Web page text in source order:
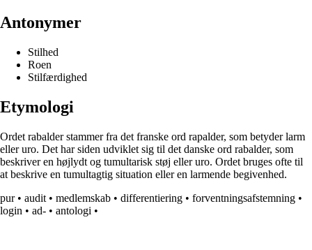
Antonymer
Stilhed
Roen
Stilfærdighed
Etymologi
Ordet rabalder stammer fra det franske ord rapalder, som betyder larm
eller uro. Det har siden udviklet sig til det danske ord rabalder, som
beskriver en højlydt og tumultarisk støj eller uro. Ordet bruges ofte til
at beskrive en tumultagtig situation eller en larmende begivenhed.
pur• audit • medlemskab • differentiering • forventningsafstemning •
login • ad- • antologi •